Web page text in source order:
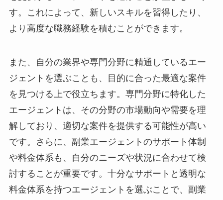
す。これによって、新しいスキルを習得したり、
より高度な職務経験を積むことができます。
また、自分の業界や専門分野に精通しているエー
ジェントを選ぶことも、目的に合った最適な案件
を見つける上で役立ちます。専門分野に特化した
エージェントは、その分野の市場動向や需要を理
解しており、適切な案件を提供する可能性が高い
です。さらに、副業エージェントのサポート体制
や料金体系も、自分のニーズや状況に合わせて検
討することが重要です。十分なサポートと透明な
料金体系を持つエージェントを選ぶことで、副業